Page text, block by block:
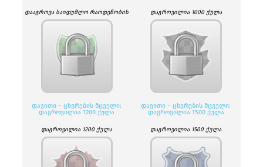
დააგროვა საიდუმლო რაოდენობის
დაგროვილია 1000 ქულა
ᲓᲐᲕᲘᲗᲘ − ᲪᲮᲕᲠᲔᲑᲘᲡ ᲛᲪᲕᲔᲚᲘ:
ᲓᲐᲒᲠᲝᲕᲘᲚᲘᲐ 1200 ᲥᲣᲚᲐ
დაგროვილია 1200 ქულა
ᲓᲐᲕᲘᲗᲘ − ᲪᲮᲕᲠᲔᲑᲘᲡ ᲛᲪᲕᲔᲚᲘ:
ᲓᲐᲒᲠᲝᲕᲘᲚᲘᲐ 1500 ᲥᲣᲚᲐ
დაგროვილია 1500 ქულა